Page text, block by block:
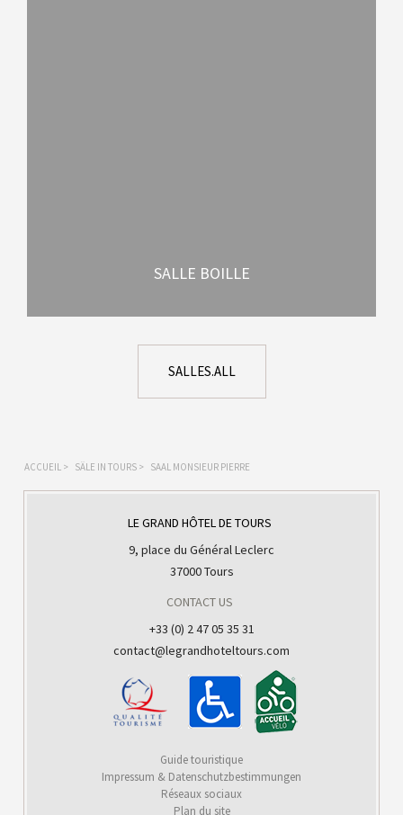
SALLE BOILLE
SALLES.ALL
ACCUEIL > SÄLE IN TOURS > SAAL MONSIEUR PIERRE
LE GRAND HÔTEL DE TOURS
9, place du Général Leclerc
37000 Tours
CONTACT US
+33 (0) 2 47 05 35 31
contact@legrandhoteltours.com
Guide touristique
Impressum & Datenschutzbestimmungen
Réseaux sociaux
Plan du site